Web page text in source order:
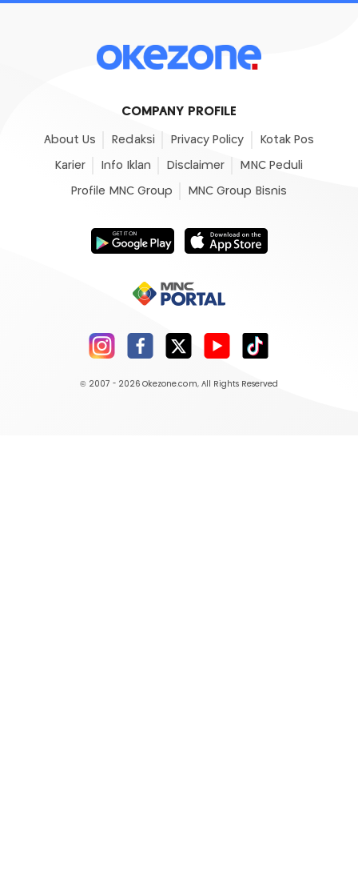
COMPANY PROFILE
About Us Redaksi Privacy Policy Kotak Pos
Karier Info Iklan Disclaimer MNC Peduli
Profile MNC Group MNC Group Bisnis
© 2007 - 2026 Okezone.com, All Rights Reserved